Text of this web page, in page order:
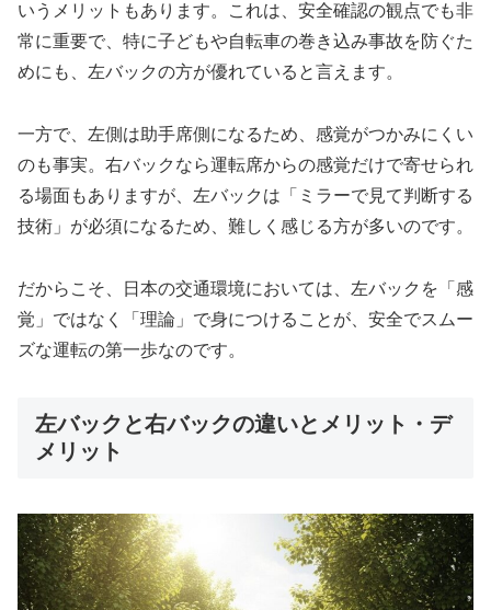
いうメリットもあります。これは、安全確認の観点でも非
常に重要で、特に子どもや自転車の巻き込み事故を防ぐた
めにも、左バックの方が優れていると言えます。
一方で、左側は助手席側になるため、感覚がつかみにくい
のも事実。右バックなら運転席からの感覚だけで寄せられ
る場面もありますが、左バックは「ミラーで見て判断する
技術」が必須になるため、難しく感じる方が多いのです。
だからこそ、日本の交通環境においては、左バックを「感
覚」ではなく「理論」で身につけることが、安全でスムー
ズな運転の第一歩なのです。
左バックと右バックの違いとメリット・デ
メリット